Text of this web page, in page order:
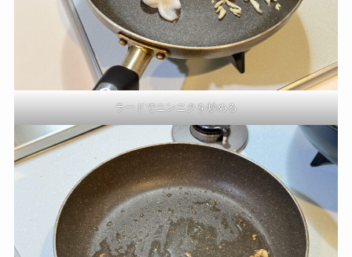
ラードでニンニクを炒める